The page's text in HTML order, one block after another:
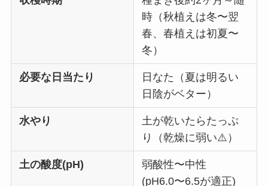
時（秋植えは冬〜翌
春、春植えは初夏〜
冬）
必要な日当たり
日なた（夏は明るい
日陰がベター）
水やり
土が乾いたらたっぷ
り（乾燥に弱い⚠️）
土の酸度(pH)
弱酸性〜中性
(pH6.0〜6.5が適正)